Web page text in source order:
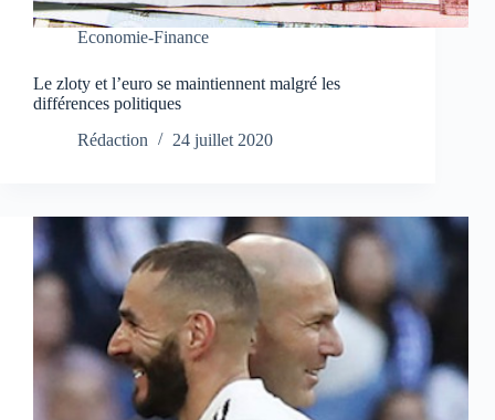
Economie-Finance
Le zloty et l’euro se maintiennent malgré les
différences politiques
Rédaction
24 juillet 2020